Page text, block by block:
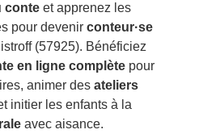
conteet apprenez les
pour devenirconteur·se
(57925). Bénéficiez
en ligne complètepour
animer des ateliers
initier les enfants à la
avec aisance.